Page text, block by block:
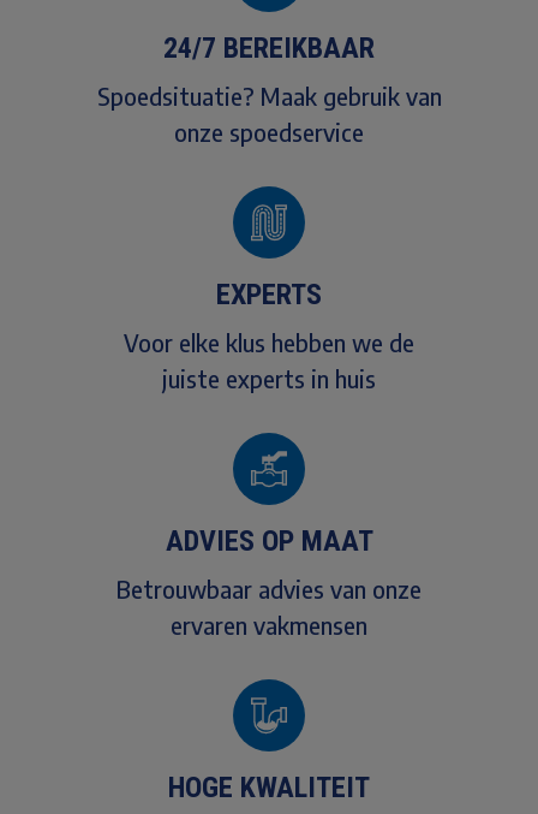
24/7 BEREIKBAAR
Spoedsituatie? Maak gebruik van
onze spoedservice
EXPERTS
Voor elke klus hebben we de
juiste experts in huis
ADVIES OP MAAT
Betrouwbaar advies van onze
ervaren vakmensen
HOGE KWALITEIT